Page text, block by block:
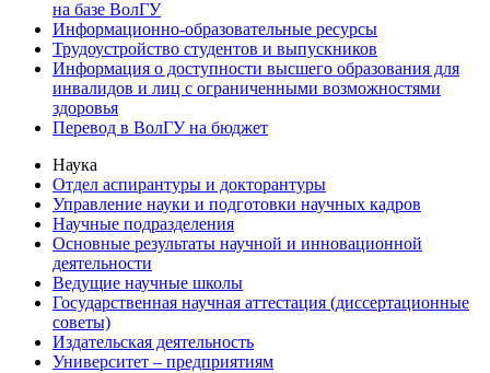
на базе ВолГУ
Информационно-образовательные ресурсы
Трудоустройство студентов и выпускников
Информация о доступности высшего образования для
инвалидов и лиц с ограниченными возможностями
здоровья
Перевод в ВолГУ на бюджет
Наука
Отдел аспирантуры и докторантуры
Управление науки и подготовки научных кадров
Научные подразделения
Основные результаты научной и инновационной
деятельности
Ведущие научные школы
Государственная научная аттестация (диссертационные
советы)
Издательская деятельность
Университет – предприятиям